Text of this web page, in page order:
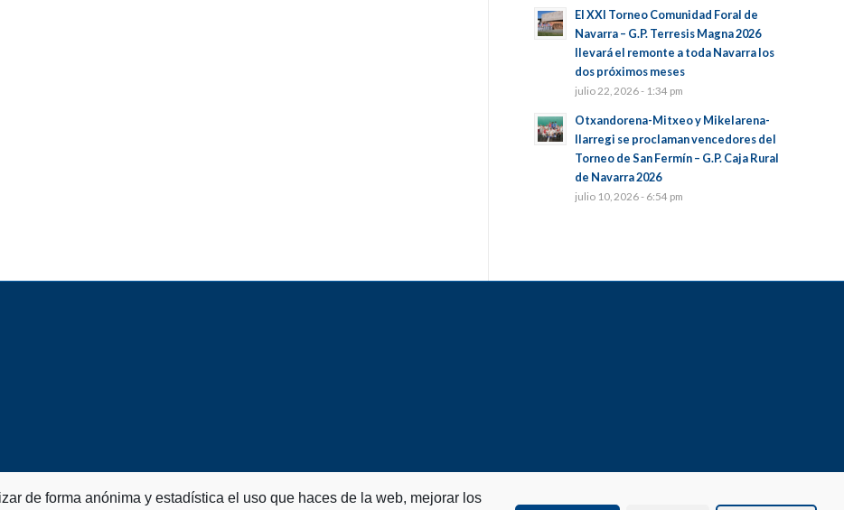
El XXI Torneo Comunidad Foral de
Navarra – G.P. Terresis Magna 2026
llevará el remonte a toda Navarra los
dos próximos meses
julio 22, 2026 - 1:34 pm
Otxandorena-Mitxeo y Mikelarena-
Ilarregi se proclaman vencedores del
Torneo de San Fermín – G.P. Caja Rural
de Navarra 2026
julio 10, 2026 - 6:54 pm
de forma anónima y estadística el uso que haces de la web, mejorar los